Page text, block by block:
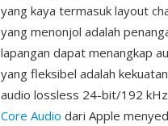
yang kaya termasuk layout
yang menonjol adalah
lapangan dapat menangkap
yang fleksibel adalah
audio lossless 24-bit/192
Core Audio dari Apple